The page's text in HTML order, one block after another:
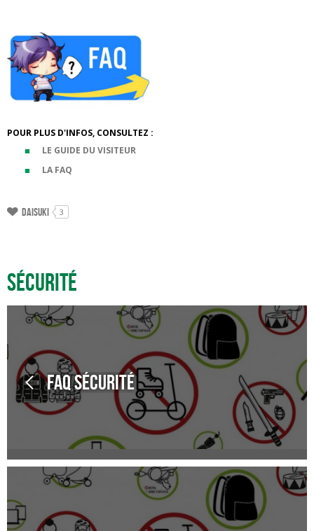
POUR PLUS D'INFOS, CONSULTEZ :
LE GUIDE DU VISITEUR
LA FAQ
Daisuki 3
Sécurité
FAQ Sécurité